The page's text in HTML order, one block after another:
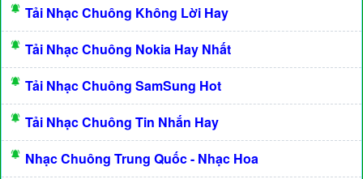
Tải Nhạc Chuông Không Lời Hay
Tải Nhạc Chuông Nokia Hay Nhất
Tải Nhạc Chuông SamSung Hot
Tải Nhạc Chuông Tin Nhắn Hay
Nhạc Chuông Trung Quốc - Nhạc Hoa